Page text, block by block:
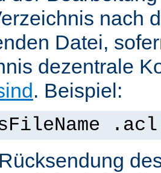
nach
Datei,
dezentrale
. Beispiel:
.acl